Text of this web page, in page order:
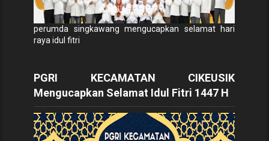
perumda singkawang mengucapkan selamat hari
raya idul fitri
PGRI KECAMATAN CIKEUSIK
Mengucapkan Selamat Idul Fitri 1447 H